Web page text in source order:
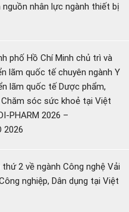
nhân lực ngành thiết bị
phố Hồ Chí Minh chủ trì và
lãm quốc tế chuyên ngành Y
lãm quốc tế Dược phẩm,
sóc sức khoẻ tại Việt
PHARM 2026 –
2026
2 về ngành Công nghệ Vải
nghiệp, Dân dụng tại Việt